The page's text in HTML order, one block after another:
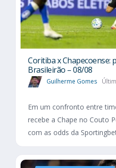
Coritiba x Chapecoense:
Brasileirão – 08/08
Guilherme Gomes
Em um confronto entre
recebe a Chape no Couto
com as odds da